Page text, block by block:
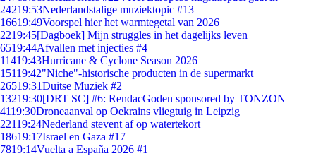
24219:53Nederlandstalige muziektopic #13
16619:49Voorspel hier het warmtegetal van 2026
2219:45[Dagboek] Mijn struggles in het dagelijks leven
6519:44Afvallen met injecties #4
11419:43Hurricane & Cyclone Season 2026
15119:42"Niche"-historische producten in de supermarkt
26519:31Duitse Muziek #2
13219:30[DRT SC] #6: RendacGoden sponsored by TONZON
4119:30Droneaanval op Oekrains vliegtuig in Leipzig
22119:24Nederland stevent af op watertekort
18619:17Israel en Gaza #17
7819:14Vuelta a España 2026 #1